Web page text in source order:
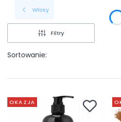
Włosy
Filtry
Sortowanie:
OKAZJA